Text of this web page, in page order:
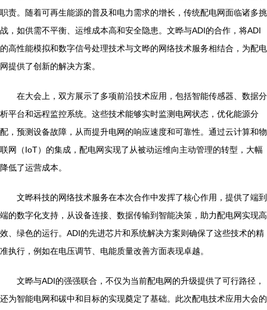
职责。随着可再生能源的普及和电力需求的增长，传统配电网面临诸多挑
战，如供需不平衡、运维成本高和安全隐患。文晔与ADI的合作，将ADI
的高性能模拟和数字信号处理技术与文晔的网络技术服务相结合，为配电
网提供了创新的解决方案。
在大会上，双方展示了多项前沿技术应用，包括智能传感器、数据分
析平台和远程监控系统。这些技术能够实时监测电网状态，优化能源分
配，预测设备故障，从而提升电网的响应速度和可靠性。通过云计算和物
联网（IoT）的集成，配电网实现了从被动运维向主动管理的转型，大幅
降低了运营成本。
文晔科技的网络技术服务在本次合作中发挥了核心作用，提供了端到
端的数字化支持，从设备连接、数据传输到智能决策，助力配电网实现高
效、绿色的运行。ADI的先进芯片和系统解决方案则确保了这些技术的精
准执行，例如在电压调节、电能质量改善方面表现卓越。
文晔与ADI的强强联合，不仅为当前配电网的升级提供了可行路径，
还为智能电网和碳中和目标的实现奠定了基础。此次配电技术应用大会的